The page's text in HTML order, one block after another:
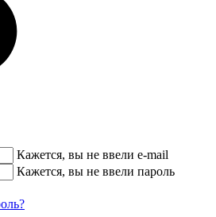
Кажется, вы не ввели e-mail
Кажется, вы не ввели пароль